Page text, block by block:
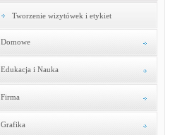
Tworzenie wizytówek i etykiet
Domowe
Edukacja i Nauka
Firma
Grafika